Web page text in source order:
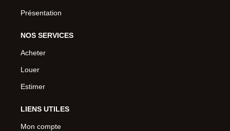
Présentation
NOS SERVICES
Acheter
Louer
Estimer
LIENS UTILES
Mon compte